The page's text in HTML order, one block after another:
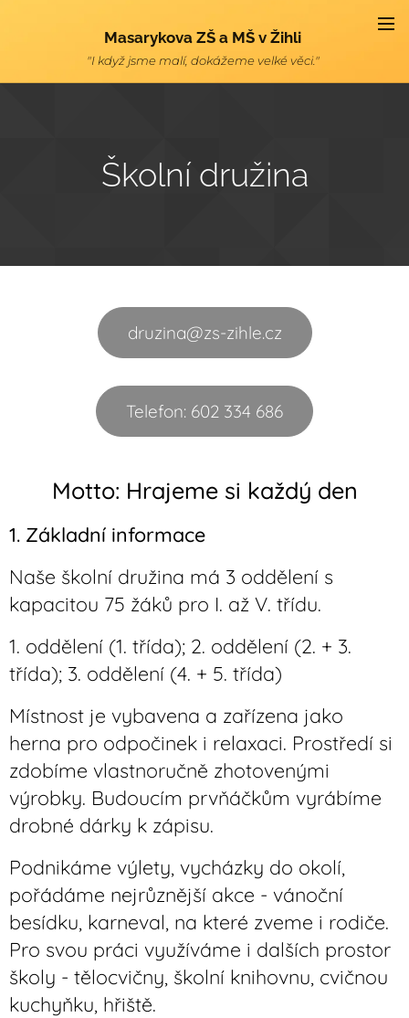
Masarykova ZŠ a MŠ v Žihli
"I když jsme malí, dokážeme velké věci."
Školní družina
druzina@zs-zihle.cz
Telefon: 602 334 686
Motto: Hrajeme si každý den
1. Základní informace
Naše školní družina má 3 oddělení s
kapacitou 75 žáků pro I. až V. třídu.
1. oddělení (1. třída); 2. oddělení (2. + 3.
třída); 3. oddělení (4. + 5. třída)
Místnost je vybavena a zařízena jako
herna pro odpočinek i relaxaci. Prostředí si
zdobíme vlastnoručně zhotovenými
výrobky. Budoucím prvňáčkům vyrábíme
drobné dárky k zápisu.
Podnikáme výlety, vycházky do okolí,
pořádáme nejrůznější akce - vánoční
besídku, karneval, na které zveme i rodiče.
Pro svou práci využíváme i dalších prostor
školy - tělocvičny, školní knihovnu, cvičnou
kuchyňku, hřiště.